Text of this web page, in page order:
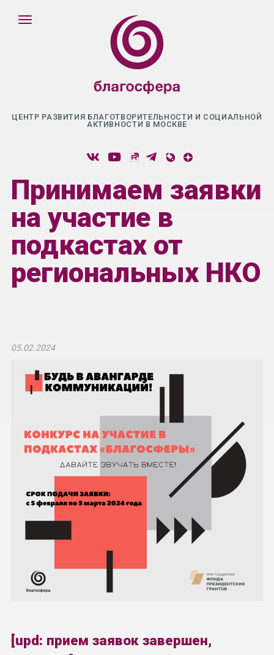
ЦЕНТР РАЗВИТИЯ БЛАГОТВОРИТЕЛЬНОСТИ И СОЦИАЛЬНОЙ
АКТИВНОСТИ В МОСКВЕ
Принимаем заявки
на участие в
подкастах от
региональных НКО
05.02.2024
[upd: прием заявок завершен,